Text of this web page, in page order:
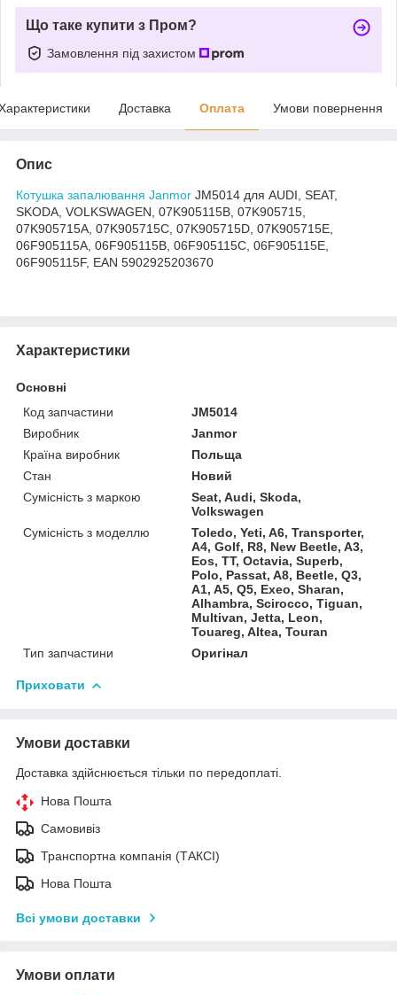
Що таке купити з Пром?
Замовлення під захистом
Доставка Оплата Умови повернення
Опис
Котушка запалювання Janmor JM5014 для AUDI, SEAT,
SKODA, VOLKSWAGEN, 07K905115B, 07K905715,
07K905715A, 07K905715C, 07K905715D, 07K905715E,
06F905115A, 06F905115B, 06F905115C, 06F905115E,
06F905115F, EAN 5902925203670
Характеристики
Основні
Код запчастини
JM5014
Виробник
Janmor
Країна виробник
Польща
Стан
Новий
Сумісність з маркою
Seat, Audi, Skoda,
Volkswagen
Сумісність з моделлю
Toledo, Yeti, A6, Transporter,
A4, Golf, R8, New Beetle, A3,
Eos, TT, Octavia, Superb,
Polo, Passat, A8, Beetle, Q3,
A1, A5, Q5, Exeo, Sharan,
Alhambra, Scirocco, Tiguan,
Multivan, Jetta, Leon,
Touareg, Altea, Touran
Тип запчастини
Оригінал
Приховати
Умови доставки
Доставка здійснюється тільки по передоплаті.
Нова Пошта
Самовивіз
Транспортна компанія (ТАКСІ)
Нова Пошта
Всі умови доставки
Умови оплати